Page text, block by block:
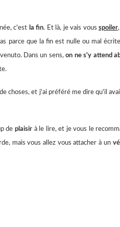
c'est la fin. Et là, je vais vous spoiler
parce que la fin est nulle ou mal
Dans un sens,on ne s'y attend
choses, et j'ai préféré me dire qu'il
de plaisirà le lire, et je vous le
mais vous allez vous attacher à un